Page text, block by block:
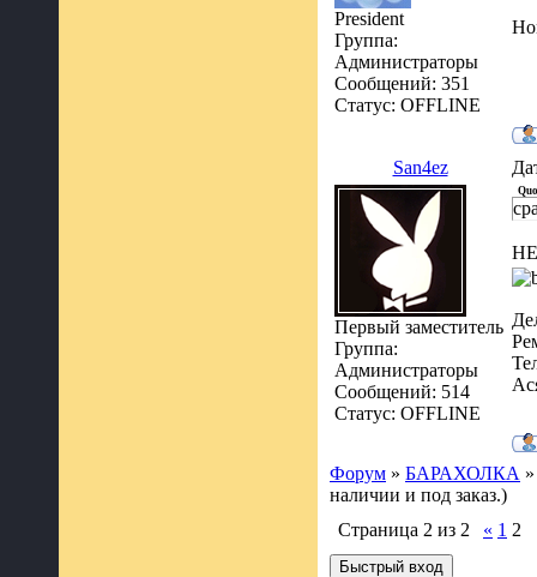
President
Группа:
Администраторы
Сообщений: 351
Статус: OFFLINE
San4ez
Первый заместитель
Группа:
Администраторы
Сообщений: 514
Статус: OFFLINE
НЕ
Форум » БАРАХОЛКА »
наличии и под заказ.)
Страница 2 из 2 « 1 2